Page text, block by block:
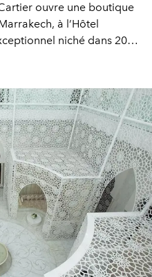
ouvre une boutique
à l’Hôtel
niché dans 20
avec l’Atlas en toile de